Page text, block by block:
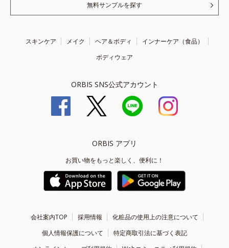
無料サンプルを探す
スキンケア メイク ヘア＆ボディ
インナーケア（食品）
ボディウェア
ORBIS SNS公式アカウント
ORBIS アプリ
お買い物をもっと楽しく、便利に！
会社案内TOP 採用情報
化粧品の使用上の注意について
個人情報保護について
特定商取引法に基づく表記